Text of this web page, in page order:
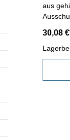
aus
30,08